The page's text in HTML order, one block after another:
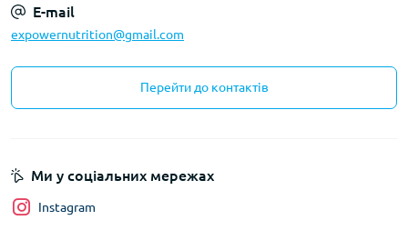
E-mail
expowernutrition@gmail.com
Перейти до контактів
Ми у соціальних мережах
Instagram